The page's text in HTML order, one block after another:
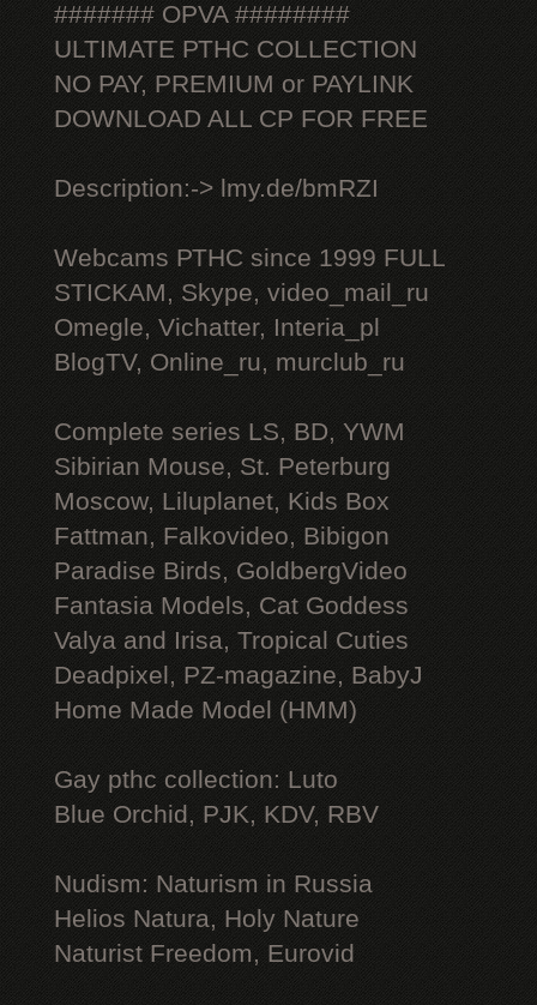
####### OPVA ########
ULTIMATE РТНС COLLECTION
NO PAY, PREMIUM or PAYLINK
DOWNLOAD ALL СР FOR FREE
Description:-> lmy.de/bmRZI
Webcams РТНС since 1999 FULL
STICKAM, Skype, video_mail_ru
Omegle, Vichatter, Interia_pl
BlogTV, Online_ru, murclub_ru
Complete series LS, BD, YWM
Sibirian Mouse, St. Peterburg
Moscow, Liluplanet, Kids Box
Fattman, Falkovideo, Bibigon
Paradise Birds, GoldbergVideo
Fantasia Models, Cat Goddess
Valya and Irisa, Tropical Cuties
Deadpixel, PZ-magazine, BabyJ
Home Made Model (HMM)
Gay рthс collection: Luto
Blue Orchid, PJK, KDV, RBV
Nudism: Naturism in Russia
Helios Natura, Holy Nature
Naturist Freedom, Eurovid